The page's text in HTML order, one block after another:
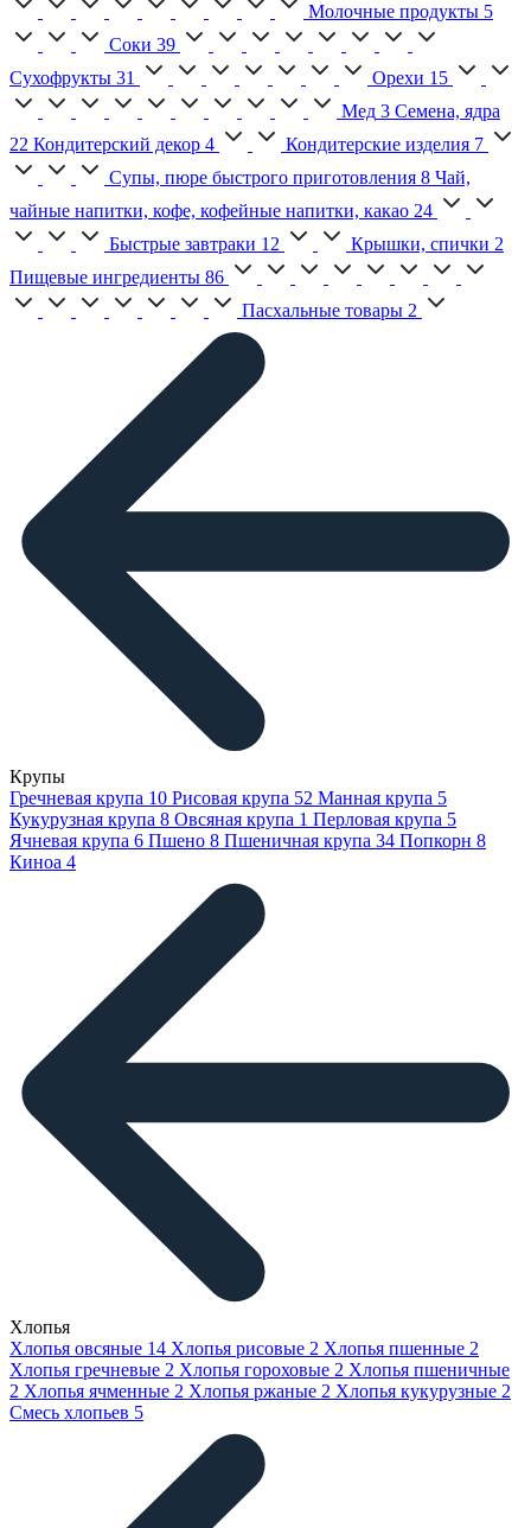
Молочные продукты 5
Соки 39
Сухофрукты 31 Орехи 15
Мед 3 Семена, ядра
22 Кондитерский декор 4 Кондитерские изделия 7
Супы, пюре быстрого приготовления 8 Чай,
чайные напитки, кофе, кофейные напитки, какао 24
Быстрые завтраки 12 Крышки, спички 2
Пищевые ингредиенты 86
Пасхальные товары 2
Крупы
Гречневая крупа 10 Рисовая крупа 52 Манная крупа 5
Кукурузная крупа 8 Овсяная крупа 1 Перловая крупа 5
Ячневая крупа 6 Пшено 8 Пшеничная крупа 34 Попкорн 8
Киноа 4
Хлопья
Хлопья овсяные 14 Хлопья рисовые 2 Хлопья пшенные 2
Хлопья гречневые 2 Хлопья гороховые 2 Хлопья пшеничные
2 Хлопья ячменные 2 Хлопья ржаные 2 Хлопья кукурузные 2
Смесь хлопьев 5